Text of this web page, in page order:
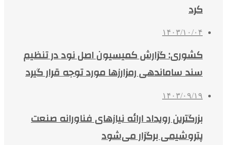
کرد
۱۴۰۳/۱۰/۰۴
کشوری: گزارش کمیسیون اصل نود در تنظیم
سند ساماندهی رمزارزها مورد توجه قرار گیرد
۱۴۰۳/۰۹/۱۹
بزرگترین رویداد ارائه نیازهای فناورانه صنعت
پتروشیمی برگزار می‌شود